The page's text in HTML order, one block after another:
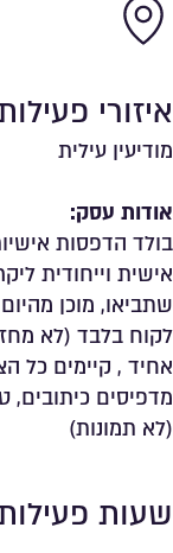
איזורי
מודיעין עילית
אודות עסק:
בולד הדפסות
אישית וייחודית
שתביאו, מוכן
לקוח בלבד (לא
אחיד , קיימים כל
מדפיסים כיתובים,
(לא תמונות)
שעות